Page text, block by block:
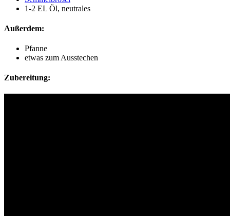
1-2 EL Öl, neutrales
Außerdem:
Pfanne
etwas zum Ausstechen
Zubereitung: